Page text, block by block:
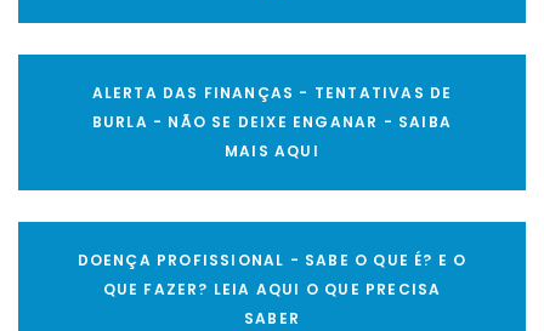
ALERTA DAS FINANÇAS - TENTATIVAS DE
BURLA - NÃO SE DEIXE ENGANAR - SAIBA
MAIS AQUI
DOENÇA PROFISSIONAL - SABE O QUE É? E O
QUE FAZER? LEIA AQUI O QUE PRECISA
SABER